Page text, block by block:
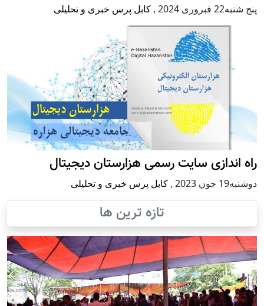
پنج شنبه22 فبروری 2024 , کابل پرس خبری و تحلیلی
راه اندازی سایت رسمی هزارستان دیجیتال
دوشنبه19 جون 2023 , کابل پرس خبری و تحلیلی
تازه ترین ها